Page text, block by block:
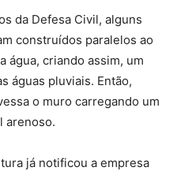
da Defesa Civil, alguns
construídos paralelos ao
água, criando assim, um
águas pluviais. Então,
o muro carregando um
arenoso.
já notificou a empresa